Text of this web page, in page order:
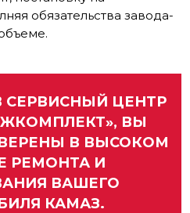
обязательства завода-
СЕРВИСНЫЙ ЦЕНТР
ВЫ
В ВЫСОКОМ
РЕМОНТА И
ВАШЕГО
КАМАЗ.